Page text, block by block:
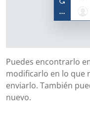
Puedes encontrarlo
modificarlo en lo que
enviarlo. También
nuevo.